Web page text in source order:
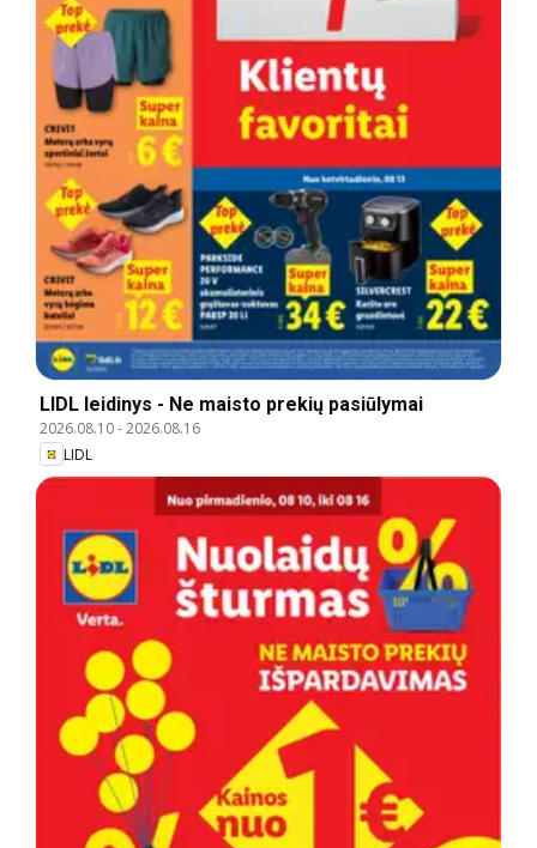
LIDL leidinys - Ne maisto prekių pasiūlymai
2026.08.10-2026.08.16
LIDL